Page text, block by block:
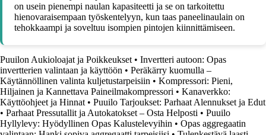
on usein pienempi naulan kapasiteetti ja se on tarkoitettu
hienovaraisempaan työskentelyyn, kun taas paneelinaulain on
tehokkaampi ja soveltuu isompien pintojen kiinnittämiseen.
Puuilon Aukioloajat ja Poikkeukset • Invertteri autoon: Opas
invertterien valintaan ja käyttöön • Peräkärry kuomulla –
Käytännöllinen valinta kuljetustarpeisiin • Kompressori: Pieni,
Hiljainen ja Kannettava Paineilmakompressori • Kanaverkko:
Käyttöohjeet ja Hinnat • Puuilo Tarjoukset: Parhaat Alennukset ja Edut
• Parhaat Pressutallit ja Autokatokset – Osta Helposti • Puuilo
Hyllylevy: Hyödyllinen Opas Kalustelevyihin • Opas aggregaatin